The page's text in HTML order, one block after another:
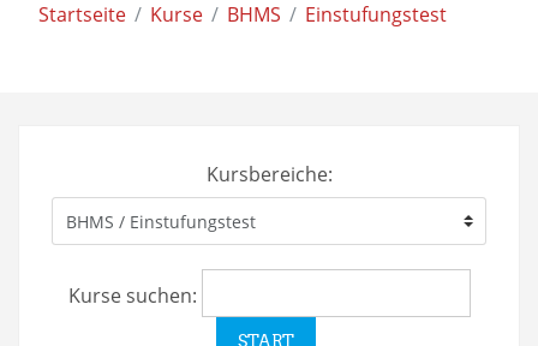
Startseite Kurse BHMS Einstufungstest
Kursbereiche:
Kurse suchen: